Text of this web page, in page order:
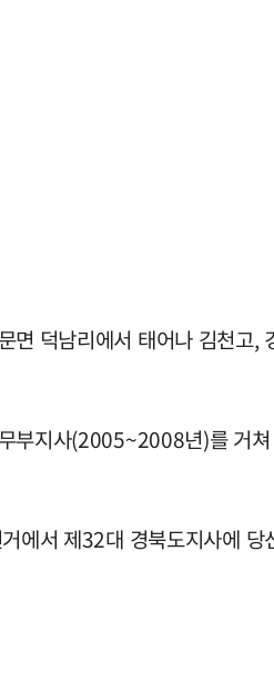
면 덕남리에서 태어나 김천고
부지사(2005~2008년)를 거
에서 제32대 경북도지사에